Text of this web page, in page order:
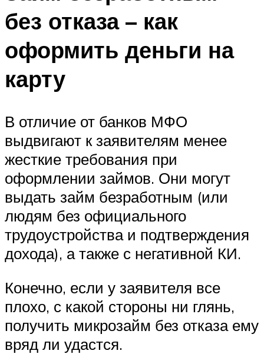
без отказа – как
оформить деньги на
карту
В отличие от банков МФО
выдвигают к заявителям менее
жесткие требования при
оформлении займов. Они могут
выдать займ безработным (или
людям без официального
трудоустройства и подтверждения
дохода), а также с негативной КИ.
Конечно, если у заявителя все
плохо, с какой стороны ни глянь,
получить микрозайм без отказа ему
вряд ли удастся.